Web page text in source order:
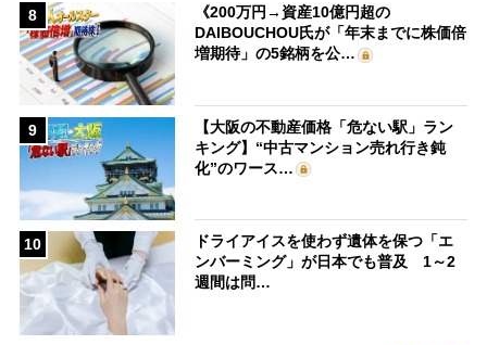
8
《200万円→資産10億円超の
DAIBOUCHOU氏が「年末までに株価倍
増期待」の5銘柄を公…
9
【大阪の不動産価格「危ない駅」ラン
キング】“中古マンション売れ行き鈍
化”のワース…
10
ドライアイスを使わず遺体を保つ「エ
ンバーミング」が日本でも普及 1～2
週間は問…